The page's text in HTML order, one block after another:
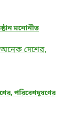
মনোনীত
পরিবেশদূষণের